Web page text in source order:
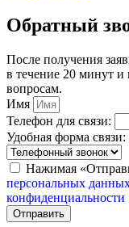
Обратный
После получения
в течение 20 минут и
вопросам.
Имя
Телефон для связи:
Удобная форма связи:
Нажимая
персональных
конфиденциальности
Отправить